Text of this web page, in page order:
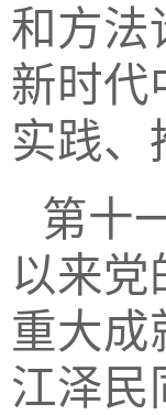
和方法
新时代
实践、
第十
以来党
重大成
江泽民